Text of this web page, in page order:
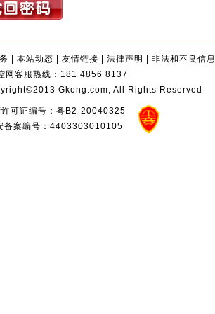
| 本站动态 | 友情链接 | 法律声明 | 非法和不良信
网客服热线：181 4856 8137
Gkong.com, All Rights Reserved
许可证编号：粤B2-20040325
备案编号：4403303010105